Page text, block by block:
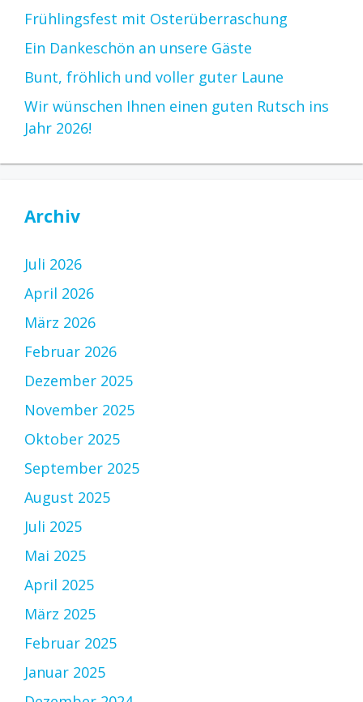
Frühlingsfest mit Osterüberraschung
Ein Dankeschön an unsere Gäste
Bunt, fröhlich und voller guter Laune
Wir wünschen Ihnen einen guten Rutsch ins
Jahr 2026!
Archiv
Juli 2026
April 2026
März 2026
Februar 2026
Dezember 2025
November 2025
Oktober 2025
September 2025
August 2025
Juli 2025
Mai 2025
April 2025
März 2025
Februar 2025
Januar 2025